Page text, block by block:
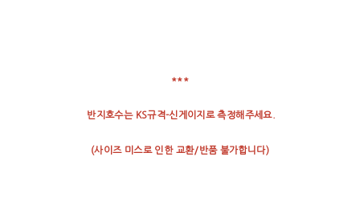
***
반지호수는 KS규격-신게이지로 측정해주세요.
(사이즈 미스로 인한 교환/반품 불가합니다)